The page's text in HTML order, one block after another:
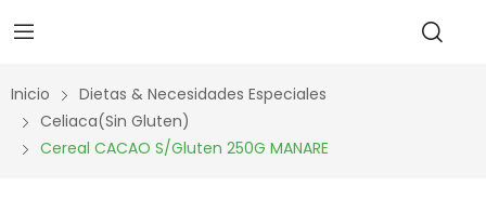
Inicio
Dietas & Necesidades Especiales
Celiaca(Sin Gluten)
Cereal CACAO S/Gluten 250G MANARE